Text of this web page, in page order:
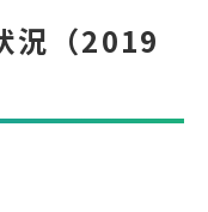
り
況（2019